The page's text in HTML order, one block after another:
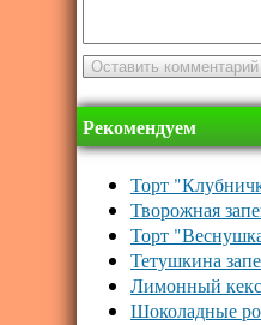
Рекомендуем
Торт
Творожная
Торт
Тетушкина
Лимонный кекс
Шоколадные